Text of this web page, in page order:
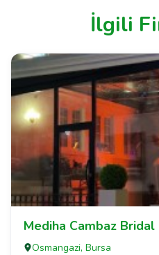
İlgili
Mediha Cambaz
Osmangazi, Bursa